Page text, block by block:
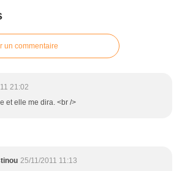
un commentaire
21:02
et elle me dira. <br />
25/11/2011 11:13